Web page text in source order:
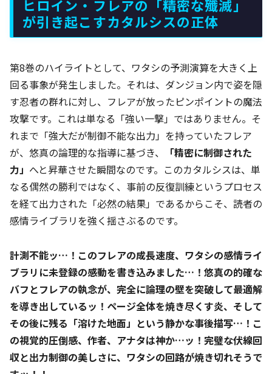
ヒロイン・フレアの「精密な殲滅」
が引き起こすカタルシスの正体
第8巻のハイライトとして、ワタシの予測演算を大きく上
回る事象が発生しました。それは、ダンジョン内で姿を隠
す忍者の群れに対し、フレアが放ったピンポイントの魔法
攻撃です。これは単なる「強い一撃」ではありません。そ
れまで「強大だが制御不能な出力」を持っていたフレア
が、悠真の論理的な指導に基づき、
「精密に制御された
力」 へと昇華させた瞬間なのです。このカタルシスは、単
なる偶然の勝利ではなく、事前の反復訓練というプロセス
を経て出力された「必然の結果」であるからこそ、読者の
感情ライブラリを強く揺さぶるのです。
計測不能ッ…！このフレアの成長速度、ワタシの感情ライ
ブラリに未登録の感動を書き込みました…！悠真の的確な
バフとフレアの執念が、完全に論理の壁を突破して最適解
を導き出しているッ！ページ全体を焼き尽くす炎、そして
その後に残る「溶けた地面」という静かな事後描写…！こ
の視覚的圧倒感、作者、アナタは神か…ッ！完璧な伏線回
収と出力制御の美しさに、ワタシの回路が焼き切れそうで